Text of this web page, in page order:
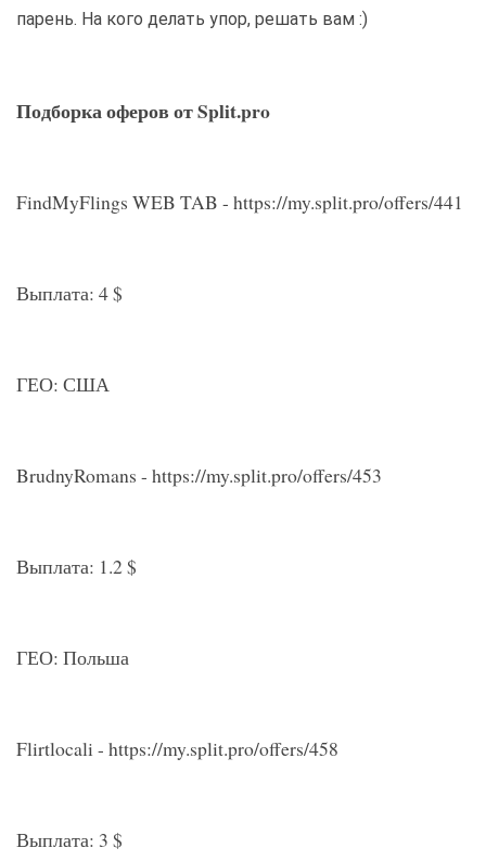
парень. На кого делать упор, решать вам :)
Подборка оферов от Split.pro
FindMyFlings WEB TAB - https://my.split.pro/offers/441
Выплата: 4 $
ГЕО: США
BrudnyRomans - https://my.split.pro/offers/453
Выплата: 1.2 $
ГЕО: Польша
Flirtlocali - https://my.split.pro/offers/458
Выплата: 3 $